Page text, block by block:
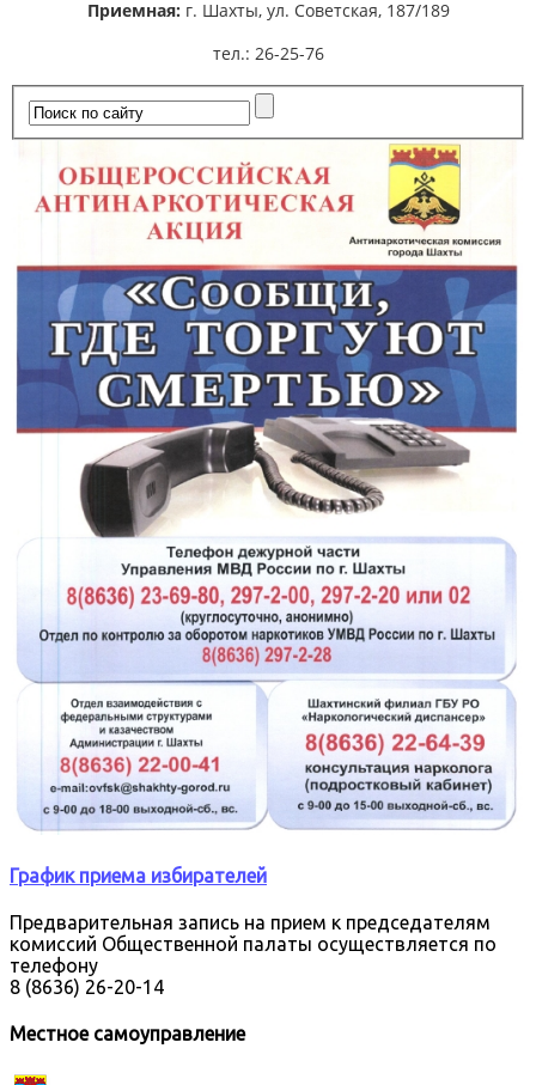
Приемная: г. Шахты, ул. Советская, 187/189
тел.: 26-25-76
График приема избирателей
Предварительная запись на прием к председателям
комиссий Общественной палаты осуществляется по
телефону
8 (8636) 26-20-14
Местное самоуправление